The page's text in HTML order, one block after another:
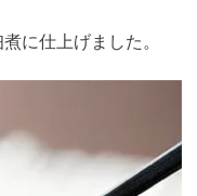
に仕上げました。